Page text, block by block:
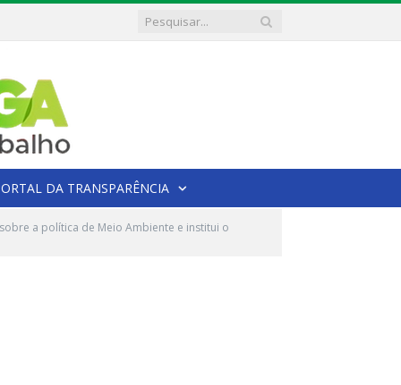
DA TRANSPARÊNCIA
sobre a política de Meio Ambiente e institui o